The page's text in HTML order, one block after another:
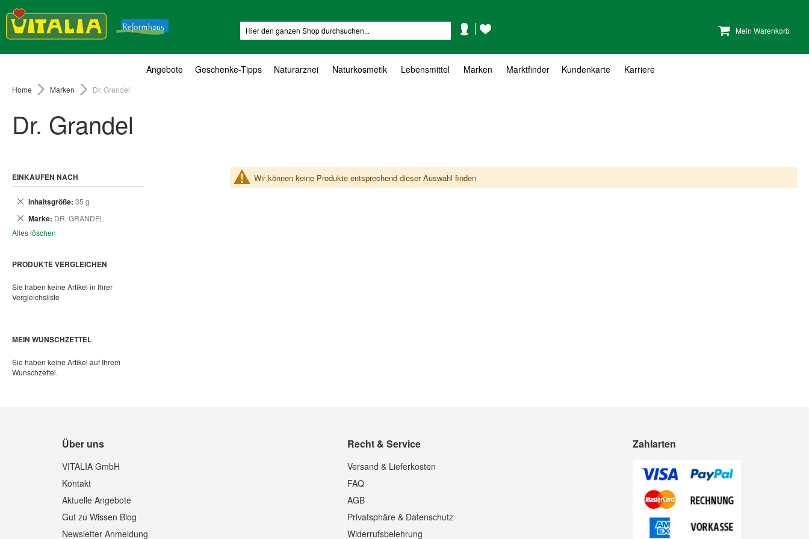
Mein Warenkorb
KontoWunschzettel
Angebote Geschenke-Tipps Naturarznei Naturkosmetik Lebensmittel Marken Marktfinder Kundenkarte Karriere
Home Marken Dr. Grandel
Dr. Grandel
Wir können keine Produkte entsprechend dieser Auswahl finden
EINKAUFEN NACH
Inhaltsgröße 35 g
Dies
Marke DR. GRANDEL
Dies
Alles löschen
PRODUKTE VERGLEICHEN
Sie haben keine Artikel in Ihrer
Vergleichsliste
MEIN WUNSCHZETTEL
Sie haben keine Artikel auf Ihrem
Wunschzettel.
Über uns
VITALIA GmbH
Kontakt
Aktuelle Angebote
Gut zu Wissen Blog
Newsletter Anmeldung
Recht & Service
Versand & Lieferkosten
FAQ
AGB
Privatsphäre & Datenschutz
Widerrufsbelehrung
Zahlarten